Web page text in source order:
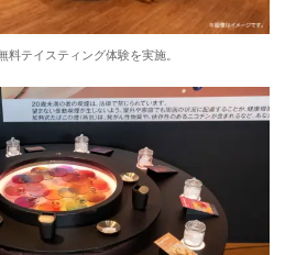
料テイスティング体験を実施。